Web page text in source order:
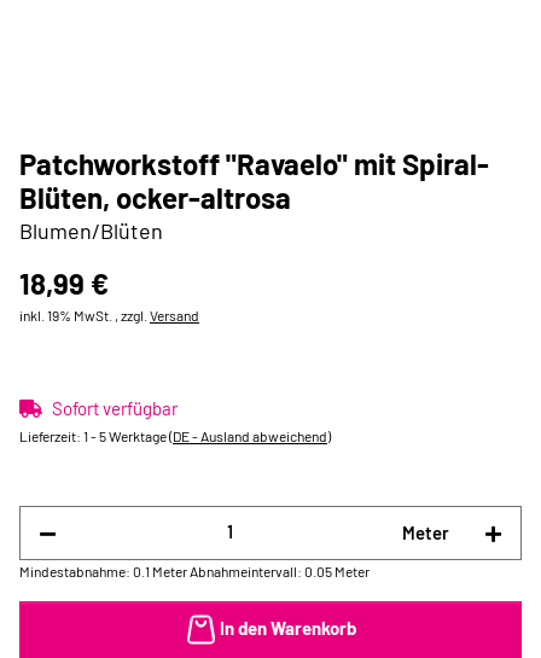
Patchworkstoff "Ravaelo" mit Spiral-
Blüten, ocker-altrosa
Blumen/Blüten
18,99 €
inkl. 19% MwSt. , zzgl. Versand
Sofort verfügbar
Lieferzeit: 1 - 5 Werktage(DE - Ausland abweichend)
Meter
Mindestabnahme: 0.1 Meter Abnahmeintervall: 0.05 Meter
In den Warenkorb